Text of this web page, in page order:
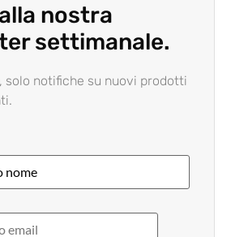
nostra
settimanale.
solo notifiche su nuovi prodotti